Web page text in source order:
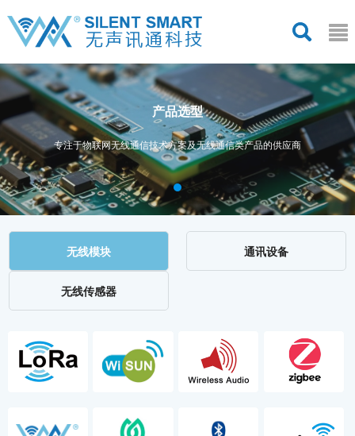
产品选型
专注于物联网无线通信技术方案及无线通信类产品的供应商
无线模块 通讯设备
无线传感器